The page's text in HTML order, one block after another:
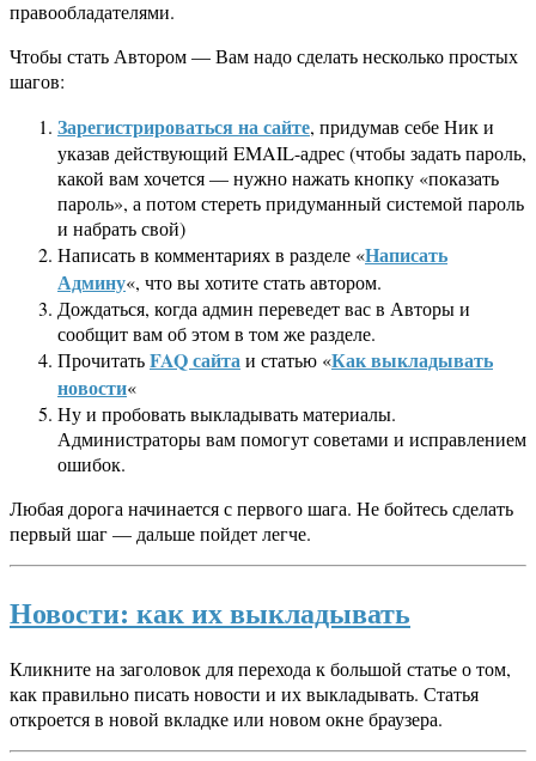
правообладателями.
Чтобы стать Автором — Вам надо сделать несколько простых
шагов:
Зарегистрироваться на сайте, придумав себе Ник и
указав действующий EMAIL-адрес (чтобы задать пароль,
какой вам хочется — нужно нажать кнопку «показать
пароль», а потом стереть придуманный системой пароль
и набрать свой)
Написать в комментариях в разделе «Написать
Админу«, что вы хотите стать автором.
Дождаться, когда админ переведет вас в Авторы и
сообщит вам об этом в том же разделе.
ПрочитатьFAQ сайта и статью «Как выкладывать
новости«
Ну и пробовать выкладывать материалы.
Администраторы вам помогут советами и исправлением
ошибок.
Любая дорога начинается с первого шага. Не бойтесь сделать
первый шаг — дальше пойдет легче.
Новости: как их выкладывать
Кликните на заголовок для перехода к большой статье о том,
как правильно писать новости и их выкладывать. Статья
откроется в новой вкладке или новом окне браузера.